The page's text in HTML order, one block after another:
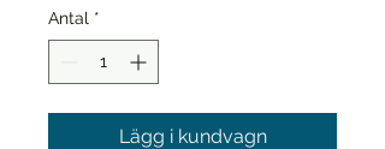
Antal *
Lägg i kundvagn